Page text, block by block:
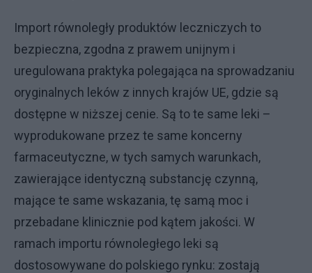
Import równoległy produktów leczniczych to
bezpieczna, zgodna z prawem unijnym i
uregulowana praktyka polegająca na sprowadzaniu
oryginalnych leków z innych krajów UE, gdzie są
dostępne w niższej cenie. Są to te same leki –
wyprodukowane przez te same koncerny
farmaceutyczne, w tych samych warunkach,
zawierające identyczną substancję czynną,
mające te same wskazania, tę samą moc i
przebadane klinicznie pod kątem jakości. W
ramach importu równoległego leki są
dostosowywane do polskiego rynku: zostają